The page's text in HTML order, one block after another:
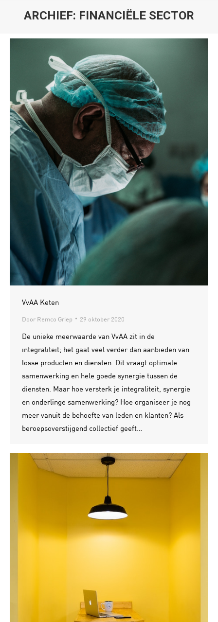
ARCHIEF: FINANCIËLE SECTOR
VvAA Keten
Door Remco Griep 29 oktober 2020
De unieke meerwaarde van VvAA zit in de
integraliteit; het gaat veel verder dan aanbieden van
losse producten en diensten. Dit vraagt optimale
samenwerking en hele goede synergie tussen de
diensten. Maar hoe versterk je integraliteit, synergie
en onderlinge samenwerking? Hoe organiseer je nog
meer vanuit de behoefte van leden en klanten? Als
beroepsoverstijgend collectief geeft…